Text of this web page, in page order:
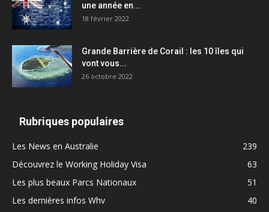
une année en...
18 février 2022
Grande Barrière de Corail : les 10 îles qui
vont vous...
26 octobre 2022
Rubriques populaires
Les News en Australie
239
Découvrez le Working Holiday Visa
63
Les plus beaux Parcs Nationaux
51
Les dernières infos Whv
40